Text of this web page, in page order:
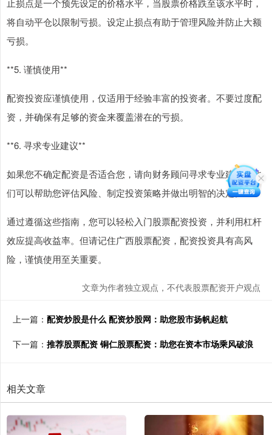
止损点是一个预先设定的价格水平，当股票价格跌至该水平时，
将自动平仓以限制亏损。设定止损点有助于管理风险并防止大额
亏损。
**5. 谨慎使用**
配资投资应谨慎使用，仅适用于经验丰富的投资者。不要过度配
资，并确保有足够的资金来覆盖潜在的亏损。
**6. 寻求专业建议**
如果您不确定配资是否适合您，请向财务顾问寻求专业建议。他
们可以帮助您评估风险、制定投资策略并做出明智的决定。
通过遵循这些指南，您可以轻松入门股票配资投资，并利用杠杆
效应提高收益率。但请记住广西股票配资，配资投资具有高风
险，谨慎使用至关重要。
文章为作者独立观点，不代表股票配资开户观点
上一篇： 配资炒股是什么 配资炒股网：助您股市扬帆起航
下一篇： 推荐股票配资 铜仁股票配资：助您在资本市场乘风破浪
相关文章